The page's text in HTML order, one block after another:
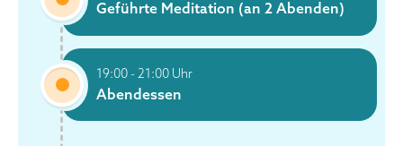
Geführte Meditation (an 2 Abenden)
19:00 - 21:00 Uhr
Abendessen